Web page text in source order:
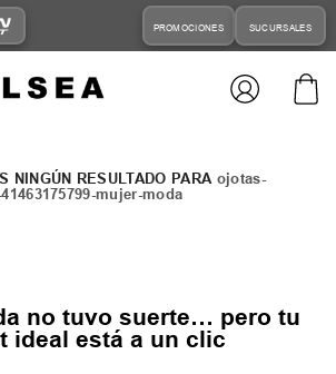
PROMOCIONES SUCURSALES
ojotas-
mujer-moda
no tuvo suerte… pero tu
ideal está a un clic